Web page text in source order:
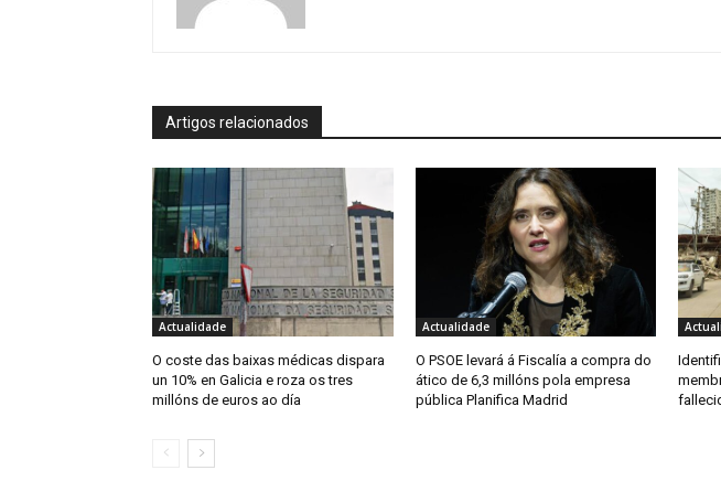
Artigos relacionados
Actualidade
O coste das baixas médicas dispara
un 10% en Galicia e roza os tres
millóns de euros ao día
Actualidade
O PSOE levará á Fiscalía a compra do
ático de 6,3 millóns pola empresa
pública Planifica Madrid